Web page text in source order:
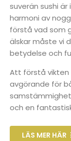
suverän sushi
harmoni av
förstå vad som
älskar måste vi
betydelse och
Att förstå vikten
avgörande för
samstämmighet
och en
LÄS MER HÄR